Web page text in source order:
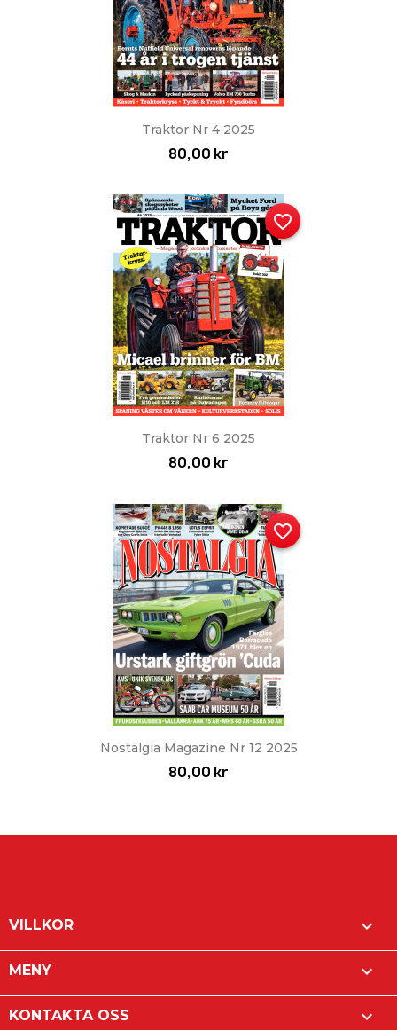
Traktor Nr 4 2025
80,00 kr
Traktor Nr 6 2025
80,00 kr
favorite_border
Nostalgia Magazine Nr 12 2025
80,00 kr
favorite_border
VILLKOR 
MENY 
KONTAKTA OSS 